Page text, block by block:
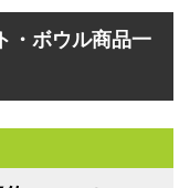
・ボウル商品一